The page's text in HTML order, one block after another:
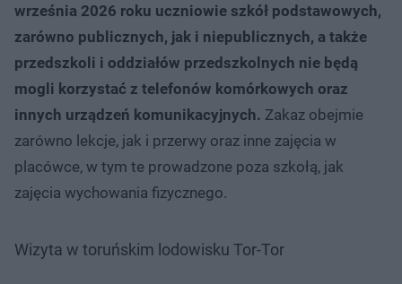
września 2026 roku uczniowie szkół podstawowych,
zarówno publicznych, jak i niepublicznych, a także
przedszkoli i oddziałów przedszkolnych nie będą
mogli korzystać z telefonów komórkowych oraz
innych urządzeń komunikacyjnych. Zakaz obejmie
zarówno lekcje, jak i przerwy oraz inne zajęcia w
placówce, w tym te prowadzone poza szkołą, jak
zajęcia wychowania fizycznego.
Wizyta w toruńskim lodowisku Tor-Tor